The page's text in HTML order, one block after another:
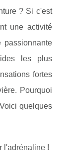
? Si c'est
une activité
les plus
fortes
Pourquoi
quelques
l'adrénaline !